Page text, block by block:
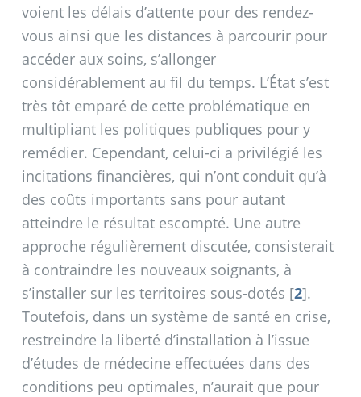
voient les délais d’attente pour des rendez-
vous ainsi que les distances à parcourir pour
accéder aux soins, s’allonger
considérablement au fil du temps. L’État s’est
très tôt emparé de cette problématique en
multipliant les politiques publiques pour y
remédier. Cependant, celui-ci a privilégié les
incitations financières, qui n’ont conduit qu’à
des coûts importants sans pour autant
atteindre le résultat escompté. Une autre
approche régulièrement discutée, consisterait
à contraindre les nouveaux soignants, à
s’installer sur les territoires sous-dotés [2].
Toutefois, dans un système de santé en crise,
restreindre la liberté d’installation à l’issue
d’études de médecine effectuées dans des
conditions peu optimales, n’aurait que pour